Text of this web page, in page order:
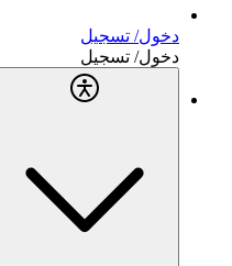
دخول/ تسجيل
دخول/ تسجيل